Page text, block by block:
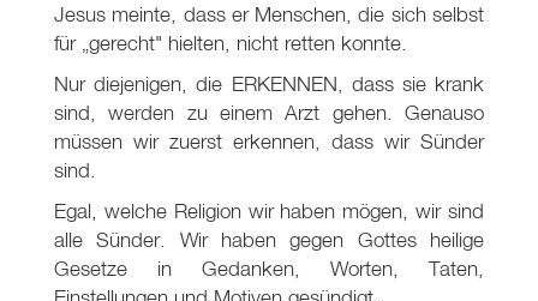
Jesus meinte, dass er Menschen, die sich selbst
für „gerecht" hielten, nicht retten konnte.
Nur diejenigen, die ERKENNEN, dass sie krank
sind, werden zu einem Arzt gehen. Genauso
müssen wir zuerst erkennen, dass wir Sünder
sind.
Egal, welche Religion wir haben mögen, wir sind
alle Sünder. Wir haben gegen Gottes heilige
Gesetze in Gedanken, Worten, Taten,